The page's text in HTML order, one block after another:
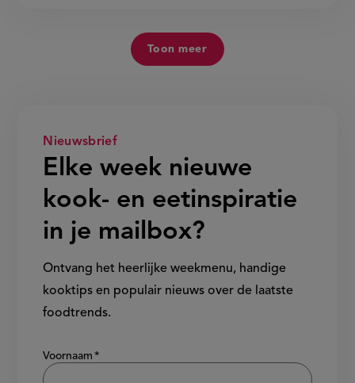
Toon meer
Nieuwsbrief
Elke week nieuwe
kook- en eetinspiratie
in je mailbox?
Ontvang het heerlijke weekmenu, handige
kooktips en populair nieuws over de laatste
foodtrends.
Show/hide
Voornaam